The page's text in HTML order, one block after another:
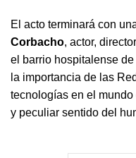
El acto terminará con
Corbacho, actor,
el barrio hospitalense
la importancia de las
tecnologías en el
y peculiar sentido del